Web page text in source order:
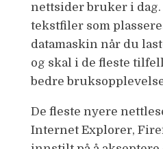
nettsider bruker i dag.
tekstfiler som
datamaskin når du
og skal i de fleste
bedre
De fleste nyere
Internet Explorer,